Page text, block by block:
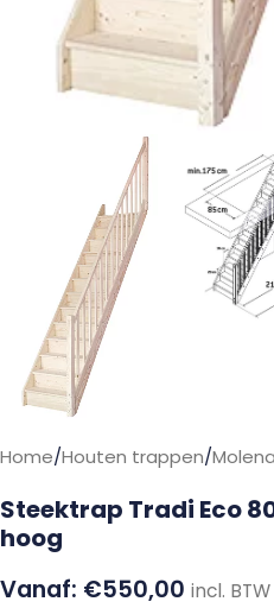
Home/Houten trappen/
Steektrap Tradi Eco
hoog
€550,00 incl. BTW